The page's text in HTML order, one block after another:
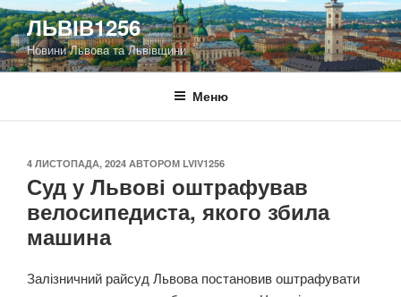
Перейти
до
вмісту
ЛЬВІВ1256
Новини Львова та Львівщини
Меню
ОПУБЛІКОВАНО
4 ЛИСТОПАДА, 2024 АВТОРОМ LVIV1256
Суд у Львові оштрафував
велосипедиста, якого збила
машина
Залізничний райсуд Львова постановив оштрафувати